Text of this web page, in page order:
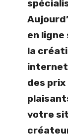
en
la
des
votre